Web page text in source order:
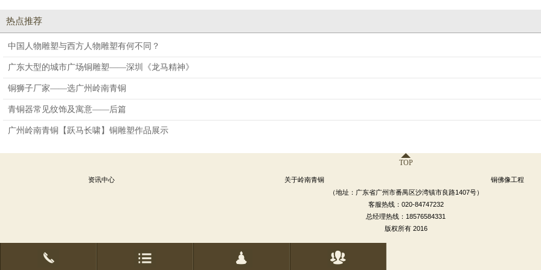
热点推荐
中国人物雕塑与西方人物雕塑有何不同？
广东大型的城市广场铜雕塑——深圳《龙马精神》
铜狮子厂家——选广州岭南青铜
青铜器常见纹饰及寓意——后篇
广州岭南青铜【跃马长啸】铜雕塑作品展示
TOP
资讯中心 关于岭南青铜
铜佛像工程
（地址：广东省广州市番禺区沙湾镇市良路1407号）
客服热线：020-84747232
总经理热线：18576584331
版权所有 2016